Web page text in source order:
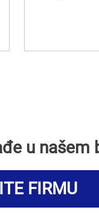
u našem
FIRMU